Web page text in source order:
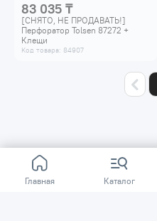
Главная Каталог
83 035 ₸
[СНЯТО, НЕ ПРОДАВАТЬ!]
Перфоратор Tolsen 87272 +
Клещи
250мм.+Перчатки+Наушники
Код товара: 84907
О КОМПАНИИ